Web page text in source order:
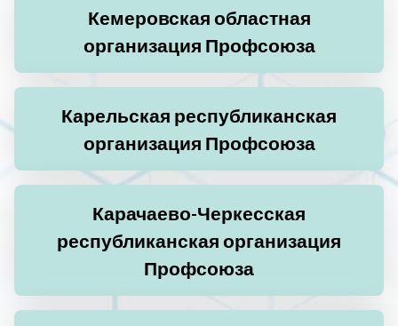
Кемеровская областная
организация Профсоюза
Карельская республиканская
организация Профсоюза
Карачаево-Черкесская
республиканская организация
Профсоюза